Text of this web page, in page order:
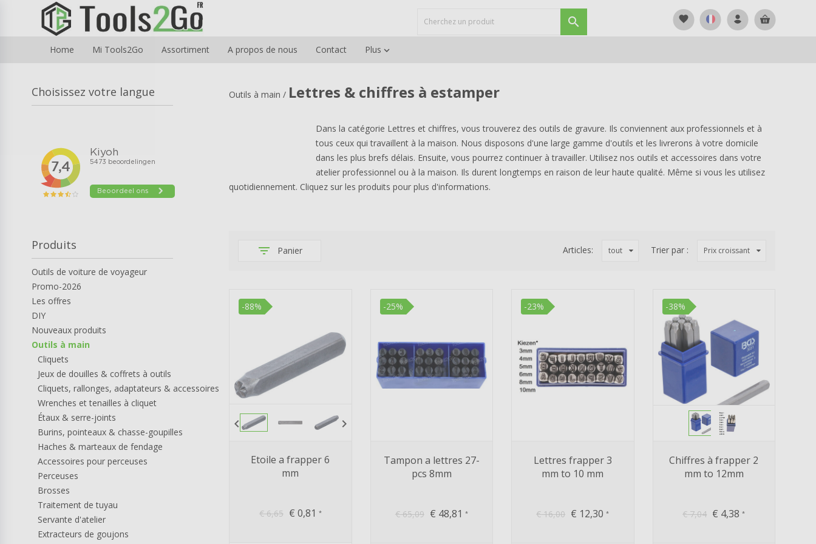
favorite

Home Mi Tools2Go Assortiment A propos de nous Contact Plus 
Choisissez votre langue
Produits
Outils de voiture de voyageur
Promo-2026
Les offres
DIY
Nouveaux produits
Outils à main
Cliquets
Jeux de douilles & coffrets à outils
Cliquets, rallonges, adaptateurs & accessoires
Wrenches et tenailles à cliquet
Étaux & serre-joints
Burins, pointeaux & chasse-goupilles
Haches & marteaux de fendage
Accessoires pour perceuses
Perceuses
Brosses
Traitement de tuyau
Servante d'atelier
Extracteurs de goujons
Outils à main / Lettres & chiffres à estamper
Dans la catégorie Lettres et chiffres, vous trouverez des outils de gravure. Ils conviennent aux professionnels et à
tous ceux qui travaillent à la maison. Nous disposons d'une large gamme d'outils et les livrerons à votre domicile
dans les plus brefs délais. Ensuite, vous pourrez continuer à travailler. Utilisez nos outils et accessoires dans votre
atelier professionnel ou à la maison. Ils durent longtemps en raison de leur haute qualité. Même si vous les utilisez
quotidiennement. Cliquez sur les produits pour plus d'informations.
filter_list Panier Trier par : Prix croissant
Articles: tout
-88%
chevron_left chevron_right
Etoile a frapper 6
mm
€6,65 € 0,81 *
-25%
Tampon a lettres 27-
pcs 8mm
€65,09 € 48,81 *
-23%
Lettres frapper 3
mm to 10 mm
€16,00 € 12,30*
-38%
Chiffres à frapper 2
mm to 12mm
€7,04 € 4,38*